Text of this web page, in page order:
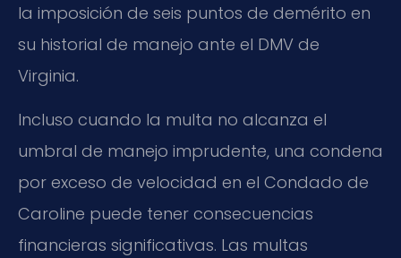
la imposición de seis puntos de demérito en
su historial de manejo ante el DMV de
Virginia.
Incluso cuando la multa no alcanza el
umbral de manejo imprudente, una condena
por exceso de velocidad en el Condado de
Caroline puede tener consecuencias
financieras significativas. Las multas